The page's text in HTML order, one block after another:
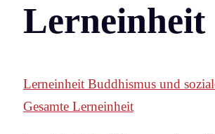
Lerneinheit
Lerneinheit Buddhismus und
Gesamte Lerneinheit